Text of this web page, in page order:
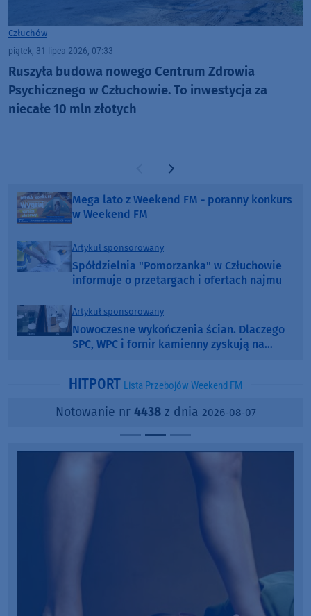
Człuchów
piątek, 31 lipca 2026, 07:33
Ruszyła budowa nowego Centrum Zdrowia
Psychicznego w Człuchowie. To inwestycja za
niecałe 10 mln złotych
Poprzednia strona
Następna strona
Mega lato z Weekend FM - poranny konkurs
w Weekend FM
Artykuł sponsorowany
Spółdzielnia "Pomorzanka" w Człuchowie
informuje o przetargach i ofertach najmu
Artykuł sponsorowany
Nowoczesne wykończenia ścian. Dlaczego
SPC, WPC i fornir kamienny zyskują na
HITPORT Lista Przebojów Weekend FM
Notowanie nr 4438z dnia 2026-08-07